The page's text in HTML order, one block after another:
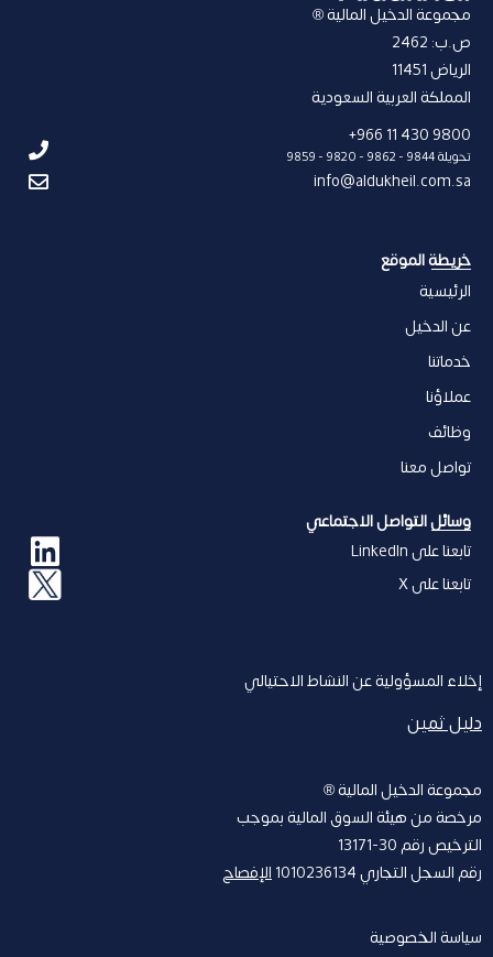
مجموعة الدخيل المالية ®
ص.ب: 2462
الریاض 11451
المملكة العربیة السعودیة
9800 430 11 966+
تحويلة 9844 - 9862 - 9820 - 9859
info@aldukheil.com.sa ​
خریطة الموقع
الرئيسية
عن الدخیل
خدماتنا
عملاؤنا
وظائف
تواصل معنا
وسائل التواصل الاجتماعي
تابعنا على LinkedIn
تابعنا على X
سیاسة الخصوصیة
مجموعة الدخیل المالیة ®
مرخصة من ھیئة السوق المالیة بموجب
الترخیص رقم 30-13171
رقم السجل التجاري 1010236134
الإفصاح
إخلاء المسؤولیة عن النشاط الاحتیالي
دليل ثمين